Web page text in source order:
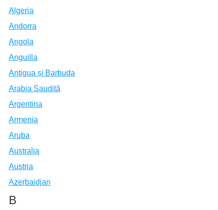
Algeria
Andorra
Angola
Anguilla
Antigua și Barbuda
Arabia Saudită
Argentina
Armenia
Aruba
Australia
Austria
Azerbaidjan
B